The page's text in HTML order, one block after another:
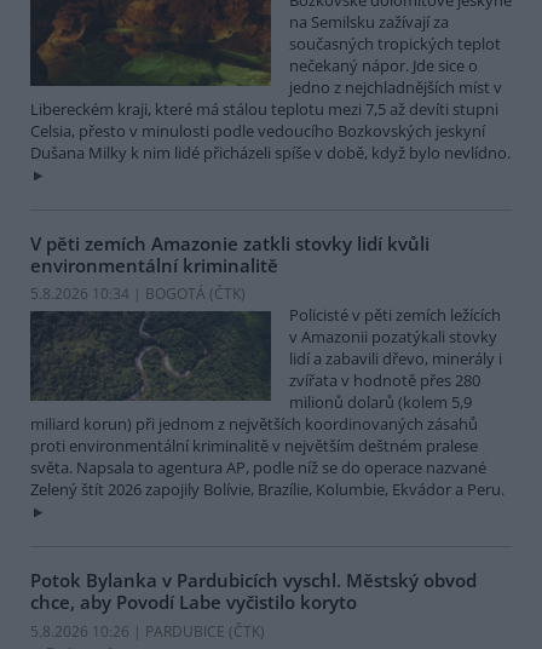
na Semilsku zažívají za
současných tropických teplot
nečekaný nápor. Jde sice o
jedno z nejchladnějších míst v
Libereckém kraji, které má stálou teplotu mezi 7,5 až devíti stupni
Celsia, přesto v minulosti podle vedoucího Bozkovských jeskyní
Dušana Milky k nim lidé přicházeli spíše v době, když bylo nevlídno.
V pěti zemích Amazonie zatkli stovky lidí kvůli
environmentální kriminalitě
5.8.2026 10:34 | BOGOTÁ (ČTK)
Policisté v pěti zemích ležících
v Amazonii pozatýkali stovky
lidí a zabavili dřevo, minerály i
zvířata v hodnotě přes 280
milionů dolarů (kolem 5,9
miliard korun) při jednom z největších koordinovaných zásahů
proti environmentální kriminalitě v největším deštném pralese
světa. Napsala to agentura AP, podle níž se do operace nazvané
Zelený štít 2026 zapojily Bolívie, Brazílie, Kolumbie, Ekvádor a Peru.
Potok Bylanka v Pardubicích vyschl. Městský obvod
chce, aby Povodí Labe vyčistilo koryto
5.8.2026 10:26 | PARDUBICE (ČTK)